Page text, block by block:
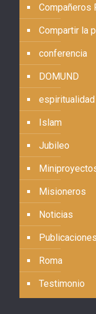
Compañeros
Compartir la
conferencia
DOMUND
espiritualidad
Islam
Jubileo
Misioneros
Noticias
Publicaciones
Roma
Testimonio